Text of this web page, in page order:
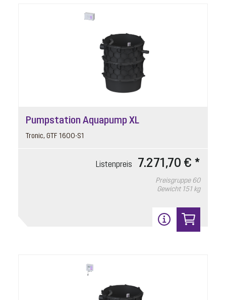
Pumpstation Aquapump XL
Tronic, GTF 1600-S1
Listenpreis 7.271,70 € *
Preisgruppe 60
Gewicht 151 kg